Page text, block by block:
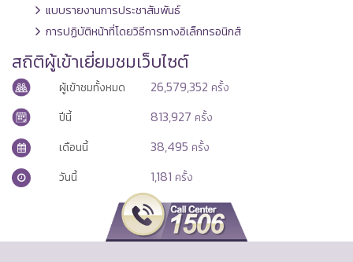
แบบรายงานการประชาสัมพันธ์
การปฏิบัติหน้าที่โดยวิธีการทางอิเล็กทรอนิกส์
สถิติผู้เข้าเยี่ยมชมเว็บไซต์
ผู้เข้าชมทั้งหมด 26,579,352 ครั้ง
ปีนี้
813,927 ครั้ง
เดือนนี้
38,495 ครั้ง
วันนี้
1,181 ครั้ง